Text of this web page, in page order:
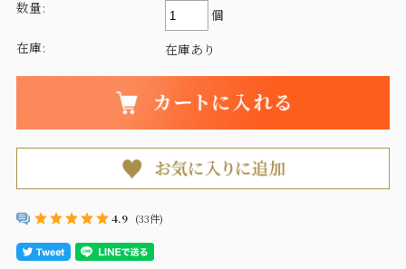
数量:
個
在庫:
在庫あり
4.9 (33件)